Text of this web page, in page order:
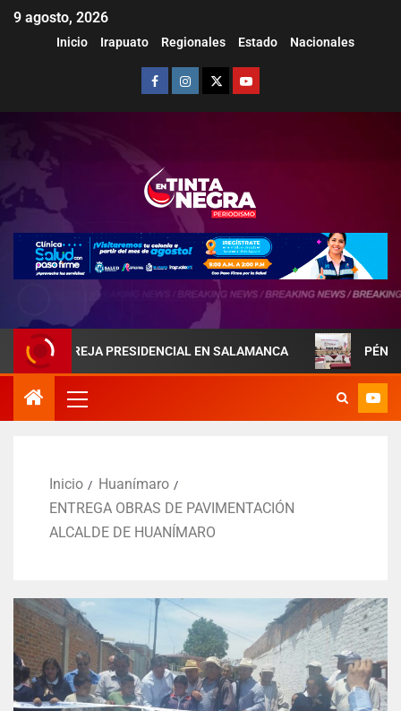
9 agosto, 2026
Inicio Irapuato Regionales Estado Nacionales
PAREJA PRESIDENCIAL EN SALAMANCA PÉNJAMO
Inicio
Huanímaro
ENTREGA OBRAS DE PAVIMENTACIÓN
ALCALDE DE HUANÍMARO